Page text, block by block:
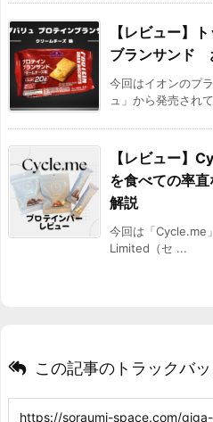
【レビュー】
ブランサンド
今回はイオンのプ
ュ」から発売され
【レビュー】
を食べての率
解説
今回は「Cycle.me
Limited（セ ...
この記事のトラックバ